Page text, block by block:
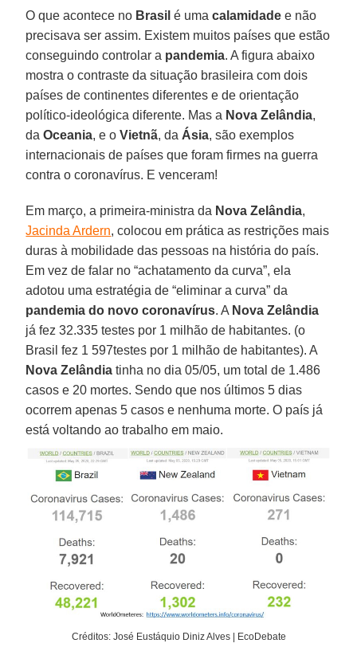
O que acontece no Brasil é umacalamidade e não
precisava ser assim. Existem muitos países que estão
conseguindo controlar a pandemia. A figura abaixo
mostra o contraste da situação brasileira com dois
países de continentes diferentes e de orientação
político-ideológica diferente. Mas a Nova Zelândia,
daOceania, e oVietnã, da Ásia, são exemplos
internacionais de países que foram firmes na guerra
contra o coronavírus. E venceram!
Em março, a primeira-ministra da Nova Zelândia,
Jacinda Ardern, colocou em prática as restrições mais
duras à mobilidade das pessoas na história do país.
Em vez de falar no “achatamento da curva”, ela
adotou uma estratégia de “eliminar a curva” da
pandemia do novo coronavírus. A Nova Zelândia
já fez 32.335 testes por 1 milhão de habitantes. (o
Brasil fez 1 597testes por 1 milhão de habitantes). A
Nova Zelândia tinha no dia 05/05, um total de 1.486
casos e 20 mortes. Sendo que nos últimos 5 dias
ocorrem apenas 5 casos e nenhuma morte. O país já
está voltando ao trabalho em maio.
Créditos: José Eustáquio Diniz Alves | EcoDebate